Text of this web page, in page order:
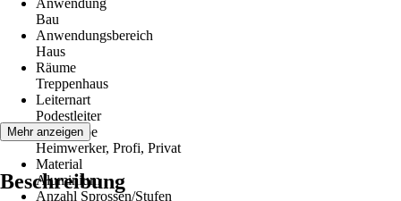
Anwendung
Bau
Anwendungsbereich
Haus
Räume
Treppenhaus
Leiternart
Podestleiter
Zielgruppe
Heimwerker, Profi, Privat
Material
Aluminium
Anzahl Sprossen/Stufen
Mehr anzeigen
Beschreibung